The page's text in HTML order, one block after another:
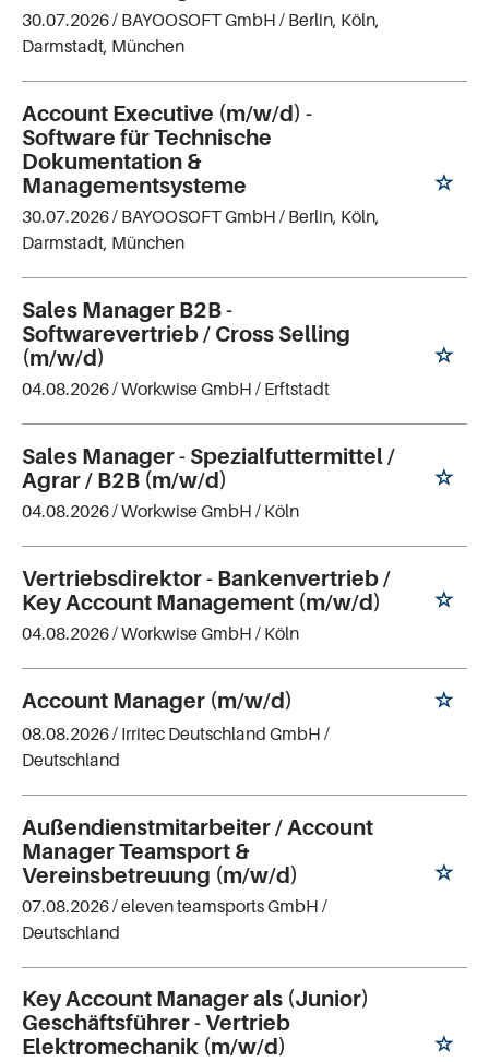
30.07.2026 / BAYOOSOFT GmbH / Berlin, Köln,
Darmstadt, München
Account Executive (m/w/d) -
Software für Technische
Dokumentation &
Managementsysteme
30.07.2026 / BAYOOSOFT GmbH / Berlin, Köln,
Darmstadt, München
Sales Manager B2B -
Softwarevertrieb / Cross Selling
(m/w/d)
04.08.2026 /Workwise GmbH / Erftstadt
Sales Manager - Spezialfuttermittel /
Agrar / B2B (m/w/d)
04.08.2026 /Workwise GmbH / Köln
Vertriebsdirektor - Bankenvertrieb /
Key Account Management (m/w/d)
04.08.2026 /Workwise GmbH / Köln
Account Manager (m/w/d)
08.08.2026 / Irritec Deutschland GmbH /
Deutschland
Außendienstmitarbeiter / Account
Manager Teamsport &
Vereinsbetreuung (m/w/d)
07.08.2026 /eleven teamsports GmbH /
Deutschland
Key Account Manager als (Junior)
Geschäftsführer - Vertrieb
Elektromechanik (m/w/d)